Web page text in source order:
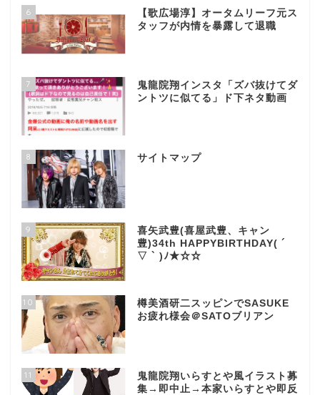
6
【歌広場淳】オータムリーフ元ス
タッフが内情を暴露して退職
7
鬼龍院翔インスタ「ズバ抜けてダ
ントツに似てる」ド下ネタ動画
8 サイトマップ
9
喜矢武豊(喜屋武豊、キャン
豊)34th HAPPYBIRTHDAY( ´
▽ ` )ﾉ★☆☆
10
樽美酒研二スッピンでSASUKE
お疲れ様会＠SATOブリアン
11
鬼龍院翔いらすとや風イラスト募
集→即中止→本家いらすとや即反